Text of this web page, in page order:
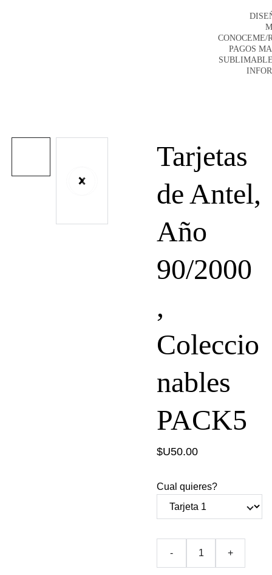
CONOCEME/
PAGOS
Tarjetas
de Antel,
Año
90/2000
,
Coleccio
nables
PACK5
$U50.00
Cual quieres?
- +